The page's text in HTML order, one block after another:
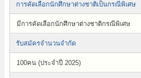
การคัดเลือกนักศึกษาต่างชาติเป็นกรณีพิเศษ
มีการคัดเลือกนักศึกษาต่างชาติกรณีพิเศษ
รับสมัครจำนวนจำกัด
100คน (ประจำปี 2025)